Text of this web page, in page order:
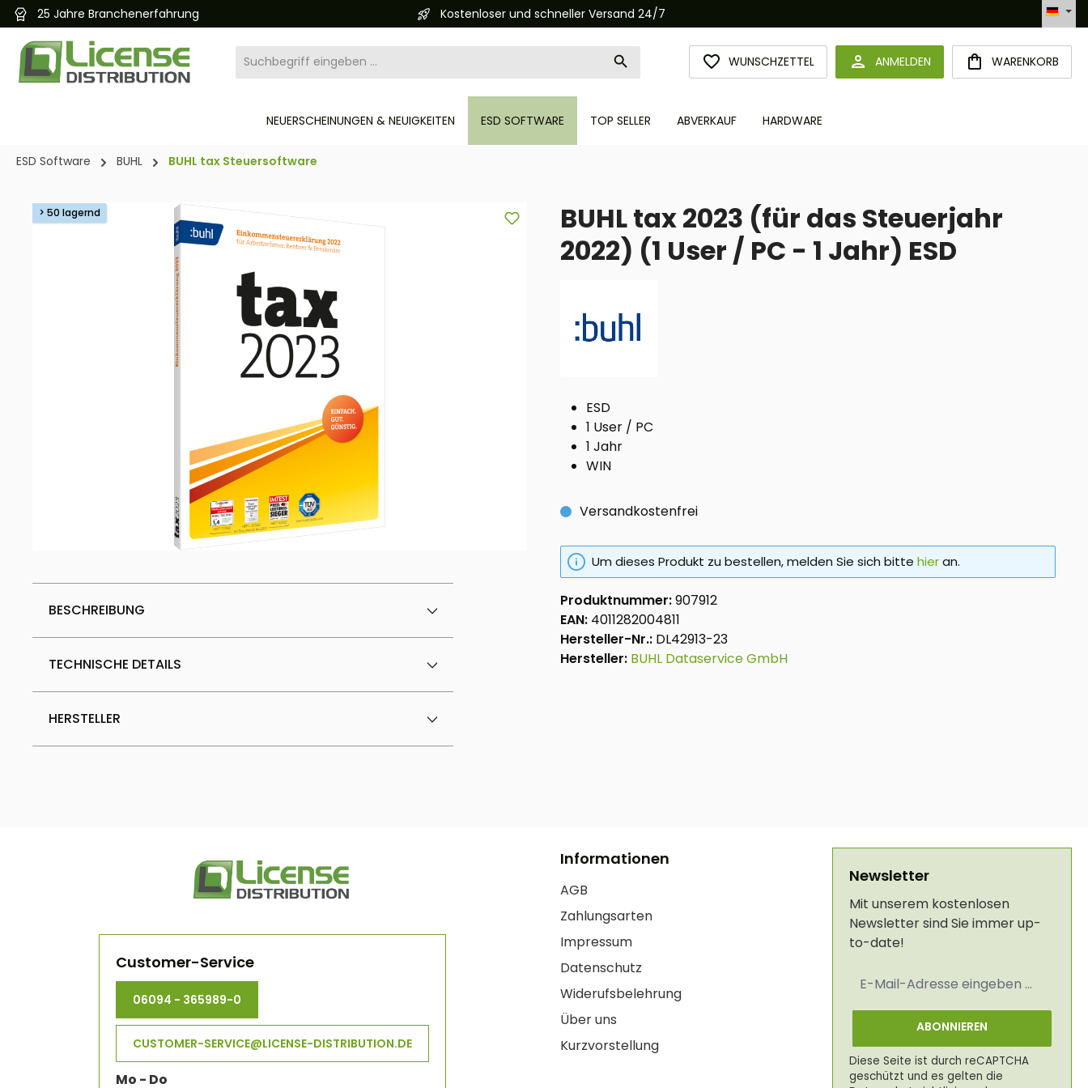
Zur Hauptnavigation springen
25 Jahre Branchenerfahrung Kostenloser und schneller Versand 24/7 Automatisierte Bestellabwicklung (API)
WUNSCHZETTELDU HAST 0 PRODUKTE AUF DEM MERKZETTEL
ANMELDEN WARENKORB
NEUERSCHEINUNGEN & NEUIGKEITEN ESD SOFTWARE TOP SELLER ABVERKAUF HARDWARE
ESD Software BUHL BUHL tax Steuersoftware
Bildergalerie überspringen
> 50 lagernd
BESCHREIBUNG
TECHNISCHE DETAILS
HERSTELLER
BUHL tax 2023 (für das Steuerjahr
2022) (1 User / PC - 1 Jahr) ESD
ESD
1 User / PC
1 Jahr
WIN
Versandkostenfrei
Um dieses Produkt zu bestellen, melden Sie sich bitte hieran.
Produktnummer:907912
EAN: 4011282004811
Hersteller-Nr.: DL42913-23
Hersteller: BUHL Dataservice GmbH
Customer-Service
06094 - 365989-0
CUSTOMER-SERVICE@LICENSE-DISTRIBUTION.DE
Mo - Do
Informationen
AGB
Zahlungsarten
Impressum
Datenschutz
Widerufsbelehrung
Über uns
Kurzvorstellung
Newsletter
Mit unserem kostenlosen
Newsletter sind Sie immer up-
to-date!
Mail-
ABONNIEREN
Diese Seite ist durch reCAPTCHA
geschützt und es gelten die